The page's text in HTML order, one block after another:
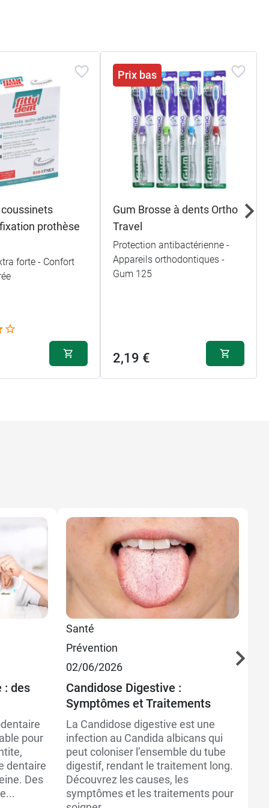
prothèse
forte - Confort
Prix bas
Gum Brosse à dents Ortho
Travel
Protection antibactérienne -
Appareils orthodontiques -
Gum 125
2,19 €
: des
pour
dentaire
Des
Santé
Prévention
02/06/2026
Candidose Digestive :
Symptômes et Traitements
La Candidose digestive est une
infection au Candida albicans qui
peut coloniser l’ensemble du tube
digestif, rendant le traitement long.
Découvrez les causes, les
symptômes et les traitements pour